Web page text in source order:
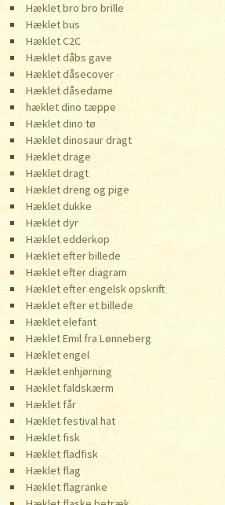
Hæklet bro bro brille
Hæklet bus
Hæklet C2C
Hæklet dåbs gave
Hæklet dåsecover
Hæklet dåsedame
hæklet dino tæppe
Hæklet dino tø
Hæklet dinosaur dragt
Hæklet drage
Hæklet dragt
Hæklet dreng og pige
Hæklet dukke
Hæklet dyr
Hæklet edderkop
Hæklet efter billede
Hæklet efter diagram
Hæklet efter engelsk opskrift
Hæklet efter et billede
Hæklet elefant
Hæklet Emil fra Lønneberg
Hæklet engel
Hæklet enhjørning
Hæklet faldskærm
Hæklet får
Hæklet festival hat
Hæklet fisk
Hæklet fladfisk
Hæklet flag
Hæklet flagranke